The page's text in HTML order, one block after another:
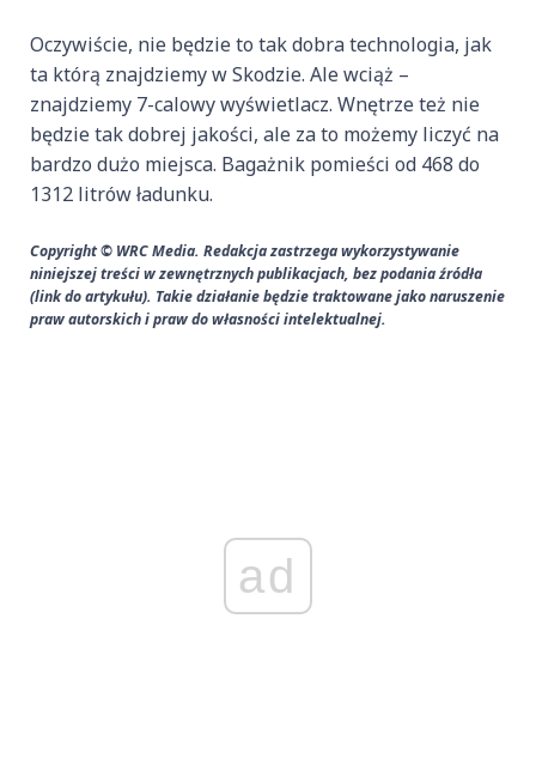
Oczywiście, nie będzie to tak dobra technologia, jak
ta którą znajdziemy w Skodzie. Ale wciąż –
znajdziemy 7-calowy wyświetlacz. Wnętrze też nie
będzie tak dobrej jakości, ale za to możemy liczyć na
bardzo dużo miejsca. Bagażnik pomieści od 468 do
1312 litrów ładunku.
Copyright © WRC Media. Redakcja zastrzega wykorzystywanie
niniejszej treści w zewnętrznych publikacjach, bez podania źródła
(link do artykułu). Takie działanie będzie traktowane jako naruszenie
praw autorskich i praw do własności intelektualnej.
ad